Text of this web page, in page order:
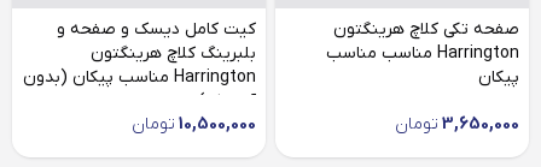
صفحه تکی کلاچ هرینگتون
Harrington مناسب مناسب
پیکان
3,650,000 تومان
کیت کامل دیسک و صفحه و
بلبرینگ کلاچ هرینگتون
Harrington مناسب پیکان (بدون
آسیابک)
10,500,000 تومان